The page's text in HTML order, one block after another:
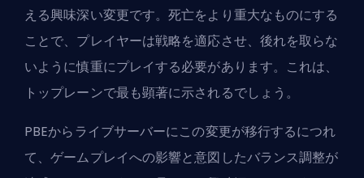
える興味深い変更です。死亡をより重大なものにする
ことで、プレイヤーは戦略を適応させ、後れを取らな
いように慎重にプレイする必要があります。これは、
トップレーンで最も顕著に示されるでしょう。
PBEからライブサーバーにこの変更が移行するにつれ
て、ゲームプレイへの影響と意図したバランス調整が